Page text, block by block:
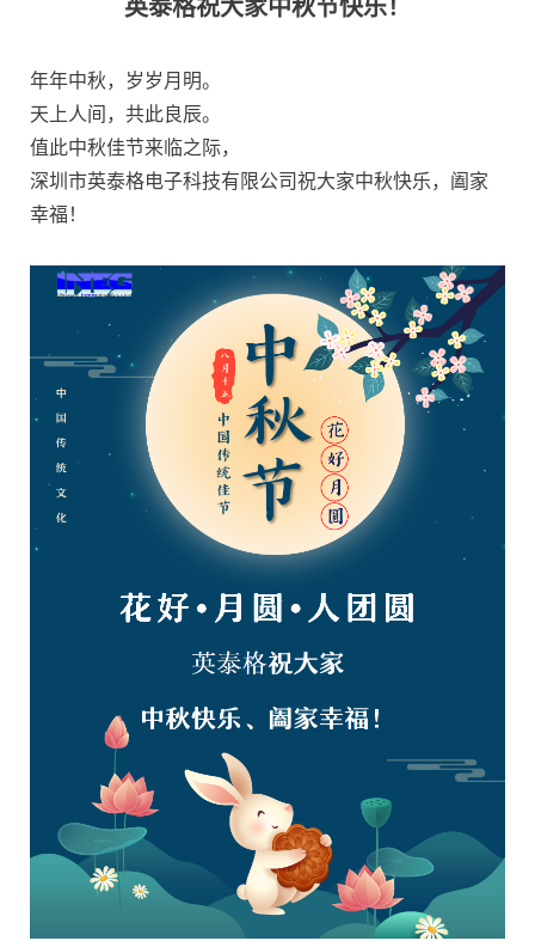
英泰格祝大家中秋节快乐！
年年中秋，岁岁月明。
天上人间，共此良辰。
值此中秋佳节来临之际，
深圳市英泰格电子科技有限公司祝大家中秋快乐，阖家
幸福！